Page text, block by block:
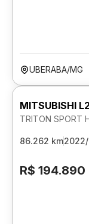
UBERABA/MG
MITSUBISHI
TRITON SPORT
86.262 km
R$ 194.890